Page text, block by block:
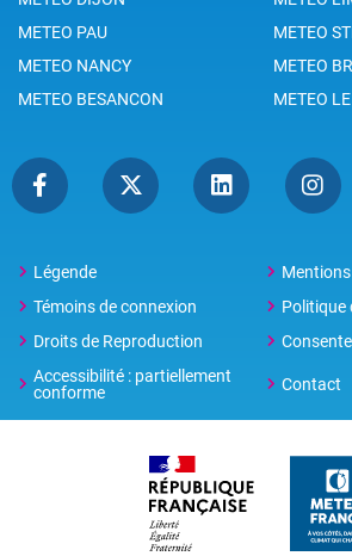
METEO PAU
METEO
METEO NANCY
METEO
METEO BESANCON
METEO
Légende
Témoins de connexion
Politique
Droits de Reproduction
Accessibilité : partiellement
conforme
Contact